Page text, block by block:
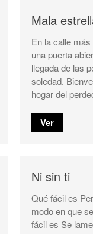
Mala
En la calle
una puerta
llegada de las
soledad.
hogar del
Ver
Ni sin ti
Qué fácil es
modo en que
fácil es Se